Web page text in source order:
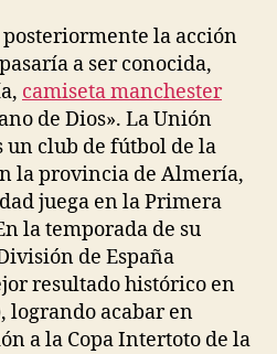
la acción
a ser conocida,
camiseta manchester
de Dios». La Unión
club de fútbol de la
la provincia de Almería,
juega en la Primera
la temporada de su
de España
resultado histórico en
logrando acabar en
a la Copa Intertoto de la